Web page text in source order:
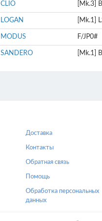
CLIO [Mk.3]
LOGAN [Mk.1]
MODUS F/JP0#
SANDERO [Mk.1]
Доставка
Контакты
Обратная связь
Помощь
Обработка персональных
данных